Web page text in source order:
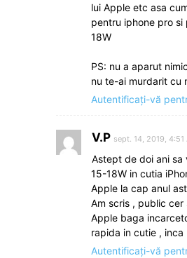
lui Apple etc asa
pentru iphone pro
18W
PS: nu a aparut
nu te-ai murdarit cu
Autentificați-vă
V.P sept. 14, 2019, 4:51
Astept de doi ani
15-18W in cutia
Apple la cap anul
Am scris , public
Apple baga
rapida in cutie , inca
Autentificați-vă